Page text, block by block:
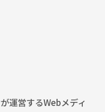
運営するWebメディ